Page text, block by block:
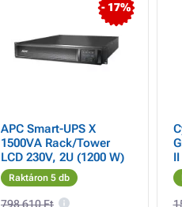
- 17%
APC Smart-UPS X
1500VA Rack/Tower
LCD 230V, 2U (1200 W)
Raktáron 5 db
798 610 Ft